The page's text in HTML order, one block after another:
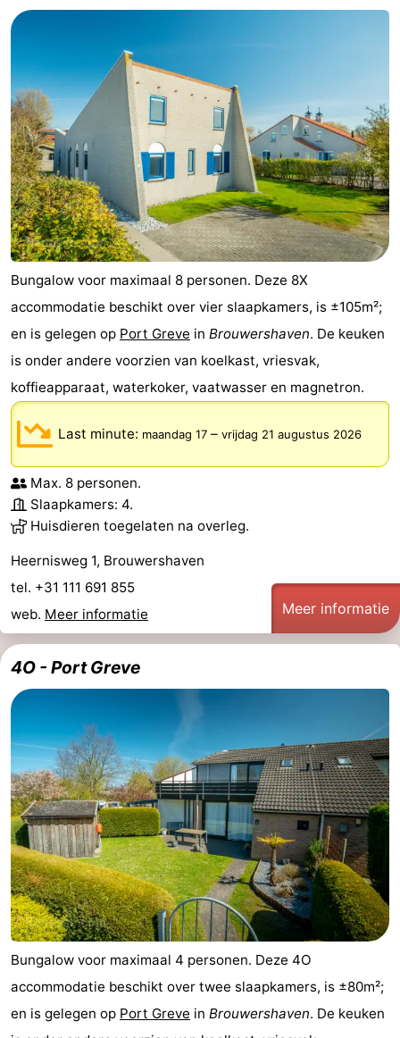
Bungalow voor maximaal 8 personen. Deze 8X
accommodatie beschikt over vier slaapkamers, is ±105m²;
en is gelegen op Port Greve in Brouwershaven. De keuken
is onder andere voorzien van koelkast, vriesvak,
koffieapparaat, waterkoker, vaatwasser en magnetron.
Last minute: maandag 17 – vrijdag 21 augustus 2026
Max. 8 personen.
Slaapkamers: 4.
Huisdieren toegelaten na overleg.
Heernisweg 1, Brouwershaven
tel. +31 111 691 855
web. Meer informatie Meer informatie
4O - Port Greve
Bungalow voor maximaal 4 personen. Deze 4O
accommodatie beschikt over twee slaapkamers, is ±80m²;
en is gelegen op Port Greve in Brouwershaven. De keuken